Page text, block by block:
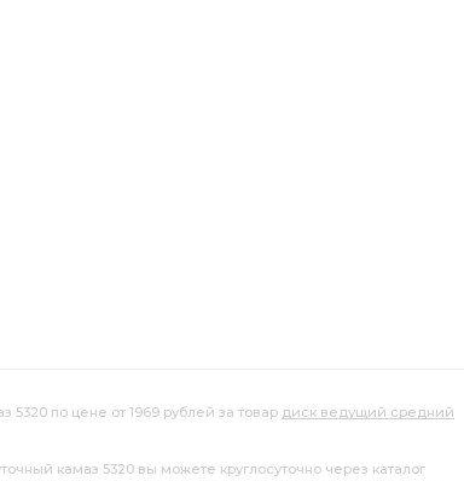
по цене от 1969 рублей за товар диск ведущий средний
камаз 5320 вы можете круглосуточно через каталог